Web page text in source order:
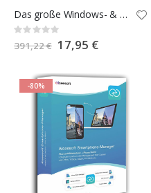
Das große Windows- & Office-Lernpaket für Einsteiger und Senioren
Rating:
0%
391,22 € Special
Price
17,95 €
-80%